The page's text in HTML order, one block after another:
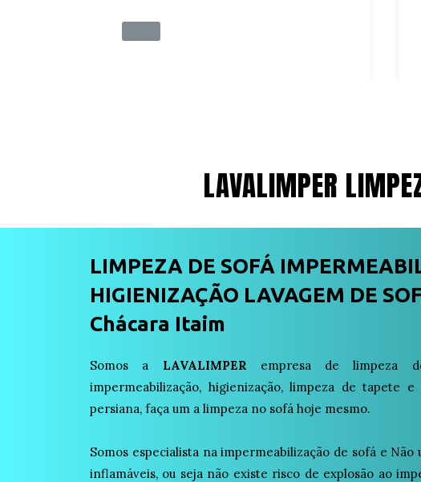
LAVALIMPER
LIMPEZA DE SOFÁ
HIGIENIZAÇÃO LAVAGEM DE
Chácara Itaim
Somos a LAVALIMPER empresa de limpeza
impermeabilização, higienização, limpeza de tapete
persiana, faça um a limpeza no sofá hoje mesmo.
Somos especialista na impermeabilização de sofá e Não
inflamáveis, ou seja não existe risco de explosão ao